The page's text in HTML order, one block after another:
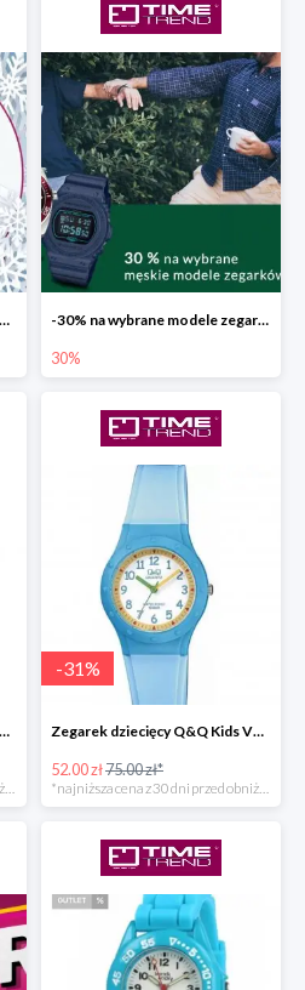
Winter Sale w Time Trend do -70% -30% na wybrane modele zegarków
30%
Zegarek dziecięcy Q&Q Kids VR99-003
*najniższa cena z 30 dni przed obniżką
-31%
Zegarek dziecięcy Q&Q Kids VR75-001
52.00 zł75.00 zł*
*najniższa cena z 30 dni przed obniżką